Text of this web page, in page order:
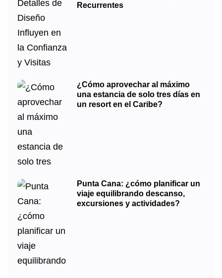
Recurrentes
¿Cómo aprovechar al máximo
una estancia de solo tres días en
un resort en el Caribe?
Punta Cana: ¿cómo planificar un
viaje equilibrando descanso,
excursiones y actividades?